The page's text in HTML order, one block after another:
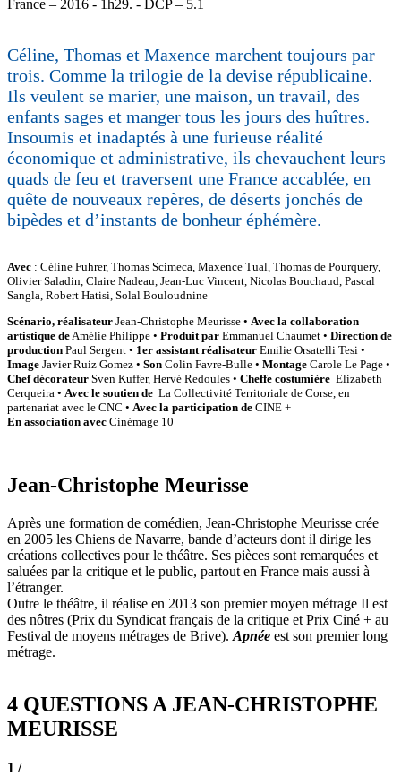
France – 2016 - 1h29. - DCP – 5.1
Céline, Thomas et Maxence marchent toujours par
trois. Comme la trilogie de la devise républicaine.
Ils veulent se marier, une maison, un travail, des
enfants sages et manger tous les jours des huîtres.
Insoumis et inadaptés à une furieuse réalité
économique et administrative, ils chevauchent leurs
quads de feu et traversent une France accablée, en
quête de nouveaux repères, de déserts jonchés de
bipèdes et d’instants de bonheur éphémère.
Avec : Céline Fuhrer, Thomas Scimeca, Maxence Tual, Thomas de Pourquery,
Olivier Saladin, Claire Nadeau, Jean-Luc Vincent, Nicolas Bouchaud, Pascal
Sangla, Robert Hatisi, Solal Bouloudnine
Scénario, réalisateur Jean-Christophe Meurisse • Avec la collaboration
artistique de Amélie Philippe • Produit par Emmanuel Chaumet • Direction de
production Paul Sergent • 1er assistant réalisateur Emilie Orsatelli Tesi •
Image Javier Ruiz Gomez • Son Colin Favre-Bulle • Montage Carole Le Page •
Chef décorateur Sven Kuffer, Hervé Redoules • Cheffe costumière Elizabeth
Cerqueira • Avec le soutien de La Collectivité Territoriale de Corse, en
partenariat avec le CNC • Avec la participation de CINE +
En association avec Cinémage 10
Jean-Christophe Meurisse
Après une formation de comédien, Jean-Christophe Meurisse crée
en 2005 les Chiens de Navarre, bande d’acteurs dont il dirige les
créations collectives pour le théâtre. Ses pièces sont remarquées et
saluées par la critique et le public, partout en France mais aussi à
l’étranger.
Outre le théâtre, il réalise en 2013 son premier moyen métrage Il est
des nôtres (Prix du Syndicat français de la critique et Prix Ciné + au
Festival de moyens métrages de Brive). Apnée est son premier long
métrage.
4 QUESTIONS A JEAN-CHRISTOPHE
MEURISSE
1 /